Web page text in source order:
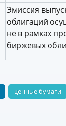
Эмиссия
облигаций
не в рамках
биржевых
ценные бумаги